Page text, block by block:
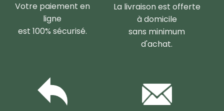
Votre paiement en
ligne
est 100% sécurisé.
La livraison est offerte
à domicile
sans minimum
d'achat.